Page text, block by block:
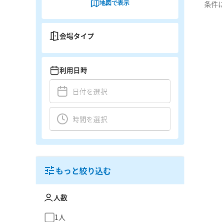
条件
地図で表示
会場タイプ
利用日時
もっと絞り込む
人数
1人